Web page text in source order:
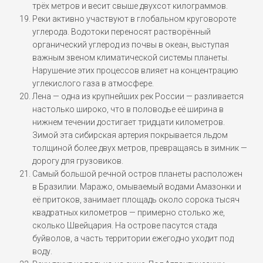
трёх метров и весит свыше двухсот килограммов.
Реки активно участвуют в глобальном круговороте
углерода. Водотоки переносят растворённый
органический углерод из почвы в океан, выступая
важным звеном климатической системы планеты.
Нарушение этих процессов влияет на концентрацию
углекислого газа в атмосфере.
Лена — одна из крупнейших рек России — разливается
настолько широко, что в половодье её ширина в
нижнем течении достигает тридцати километров.
Зимой эта сибирская артерия покрывается льдом
толщиной более двух метров, превращаясь в зимник —
дорогу для грузовиков.
Самый большой речной остров планеты расположен
в Бразилии. Маражо, омываемый водами Амазонки и
её притоков, занимает площадь около сорока тысяч
квадратных километров — примерно столько же,
сколько Швейцария. На острове пасутся стада
буйволов, а часть территории ежегодно уходит под
воду.